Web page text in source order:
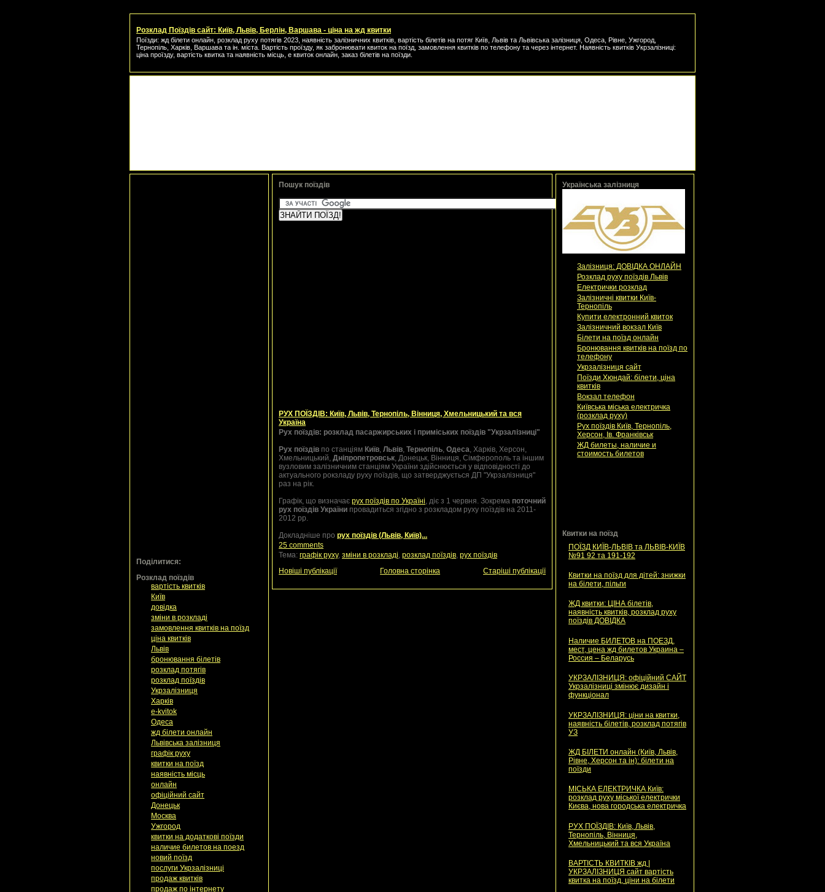
Розклад Поїздів сайт: Київ, Львів, Берлін, Варшава - ціна на жд квитки
Поїзди: жд білети онлайн, розклад руху потягів 2023, наявність залізничних квитків, вартість білетів на потяг Київ, Львів та Львівська залізниця, Одеса, Рівне, Ужгород,
Тернопіль, Харків, Варшава та ін. міста. Вартість проїзду, як забронювати квиток на поїзд, замовлення квитків по телефону та через інтернет. Наявність квитків Укрзалізниці:
ціна проїзду, вартість квитка та наявність місць, е квиток онлайн, заказ білетів на поїзди.
Поділитися:
Розклад поїздів
вартість квитків
Київ
довідка
зміни в розкладі
замовлення квитків на поїзд
ціна квитків
Львів
бронювання білетів
розклад потягів
розклад поїздів
Укрзалізниця
Харків
e-kvitok
Одеса
жд білети онлайн
Львівська залізниця
графік руху
квитки на поїзд
наявність місць
онлайн
офіційний сайт
Донецьк
Москва
Ужгород
квитки на додаткові поїзди
наличие билетов на поезд
новий поїзд
послуги Укрзалізниці
продаж квитків
продаж по інтернету
Пошук поїздів
РУХ ПОЇЗДІВ: Київ, Львів, Тернопіль, Вінниця, Хмельницький та вся
Україна
Рух поїздів: розклад пасаржирських і приміських поїздів "Укрзалізниці"
Рух поїздів по станціям Київ, Львів, Тернопіль, Одеса, Харків, Херсон,
Хмельницький, Дніпропетровськ, Донецьк, Вінниця, Сімферополь та іншим
вузловим залізничним станціям України здійснюється у відповідності до
актуального рокзладу руху поїздів, що затверджується ДП "Укрзалізниця"
раз на рік.
Графік, що визначає рух поїздів по Україні, діє з 1 червня. Зокрема поточний
рух поїздів України провадиться згідно з розкладом руху поїздів на 2011-
2012 рр.
Докладніше про рух поїздів (Львів, Київ)...
25 comments
Тема: графік руху, зміни в розкладі, розклад поїздів, рух поїздів
Новіші публікації
Старіші публікації
Головна сторінка
Українська залізниця
Залізниця: ДОВІДКА ОНЛАЙН
Розклад руху поїздів Львів
Електрички розклад
Залізничні квитки Київ-
Тернопіль
Купити електронний квиток
Залізничний вокзал Київ
Білети на поїзд онлайн
Бронювання квитків на поїзд по
телефону
Укрзалізниця сайт
Поїзди Хюндай: білети, ціна
квитків
Вокзал телефон
Київська міська електричка
(розклад руху)
Рух поїздів Київ, Тернопіль,
Херсон, Ів. Франківськ
ЖД билеты, наличие и
стоимость билетов
Квитки на поїзд
ПОЇЗД КИЇВ-ЛЬВІВ та ЛЬВІВ-КИЇВ
№91 92 та 191-192
Квитки на поїзд для дітей: знижки
на білети, пільги
ЖД квитки: ЦІНА білетів,
наявність квитків, розклад руху
поїздів ДОВІДКА
Наличие БИЛЕТОВ на ПОЕЗД,
мест, цена жд билетов Украина –
Россия – Беларусь
УКРЗАЛІЗНИЦЯ: офіційний САЙТ
Укрзалізниці змінює дизайн і
функціонал
УКРЗАЛІЗНИЦЯ: ціни на квитки,
наявність білетів, розклад потягів
УЗ
ЖД БІЛЕТИ онлайн (Київ, Львів,
Рівне, Херсон та ін): білети на
поїзди
МІСЬКА ЕЛЕКТРИЧКА Київ:
розклад руху міської електрички
Києва, нова городська електричка
РУХ ПОЇЗДІВ: Київ, Львів,
Тернопіль, Вінниця,
Хмельницький та вся Україна
ВАРТІСТЬ КВИТКІВ жд |
УКРЗАЛІЗНИЦЯ сайт вартість
квитка на поїзд, ціни на білети